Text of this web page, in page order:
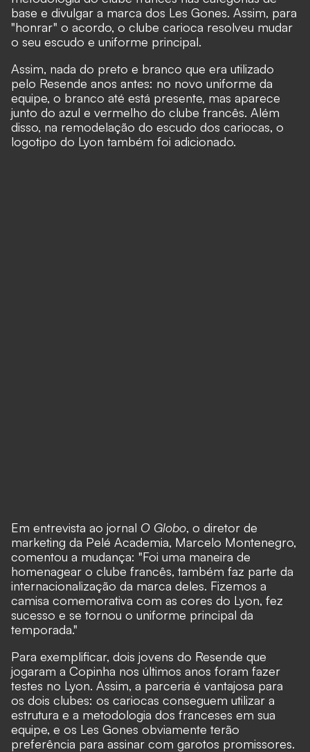
base e divulgar a marca dos Les Gones. Assim, para
"honrar" o acordo, o clube carioca resolveu mudar
o seu escudo e uniforme principal.
Assim, nada do preto e branco que era utilizado
pelo Resende anos antes: no novo uniforme da
equipe, o branco até está presente, mas aparece
junto do azul e vermelho do clube francês. Além
disso, na remodelação do escudo dos cariocas, o
logotipo do Lyon também foi adicionado.
Em entrevista ao jornal O Globo, o diretor de
marketing da Pelé Academia, Marcelo Montenegro,
comentou a mudança: "Foi uma maneira de
homenagear o clube francês, também faz parte da
internacionalização da marca deles. Fizemos a
camisa comemorativa com as cores do Lyon, fez
sucesso e se tornou o uniforme principal da
temporada."
Para exemplificar, dois jovens do Resende que
jogaram a Copinha nos últimos anos foram fazer
testes no Lyon. Assim, a parceria é vantajosa para
os dois clubes: os cariocas conseguem utilizar a
estrutura e a metodologia dos franceses em sua
equipe, e os Les Gones obviamente terão
preferência para assinar com garotos promissores.